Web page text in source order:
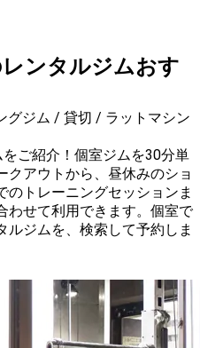
ンタルジムおす
グジム / 貸切 / ラットマシン
ご紹介！個室ジムを30分単
クアウトから、昼休みのショ
のトレーニングセッションま
わせて利用できます。個室で
ルジムを、検索して予約しま